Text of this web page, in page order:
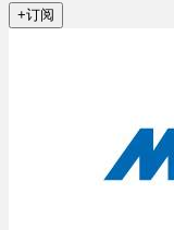
+订阅